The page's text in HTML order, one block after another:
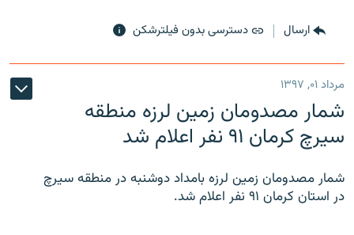
ارسال دسترسی بدون فیلترشکن
مرداد ۰۱, ۱۳۹۷
شمار مصدومان زمین لرزه منطقه
سیرچ کرمان ۹۱ نفر اعلام شد
شمار مصدومان زمین لرزه بامداد دوشنبه در منطقه سیرچ
در استان کرمان ۹۱ نفر اعلام شد.